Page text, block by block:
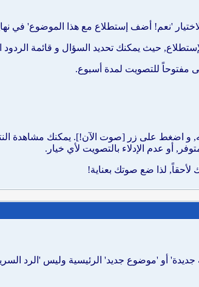
'نعم! أضف إستطلاع مع هذا الموضوع' في
حيث يمكنك تحديد السؤال و قائمة الردود
مفتوحاً للتصويت لمدة أسبوع.
و اضغط على زر [صوت الآن!]. يمكنك مشاهدة
أو عدم الإدلاء بالتصويت لأي خيار.
لذا ضع صوتك بعناية!
أو 'موضوع جديد' الرئيسية وليس 'الرد